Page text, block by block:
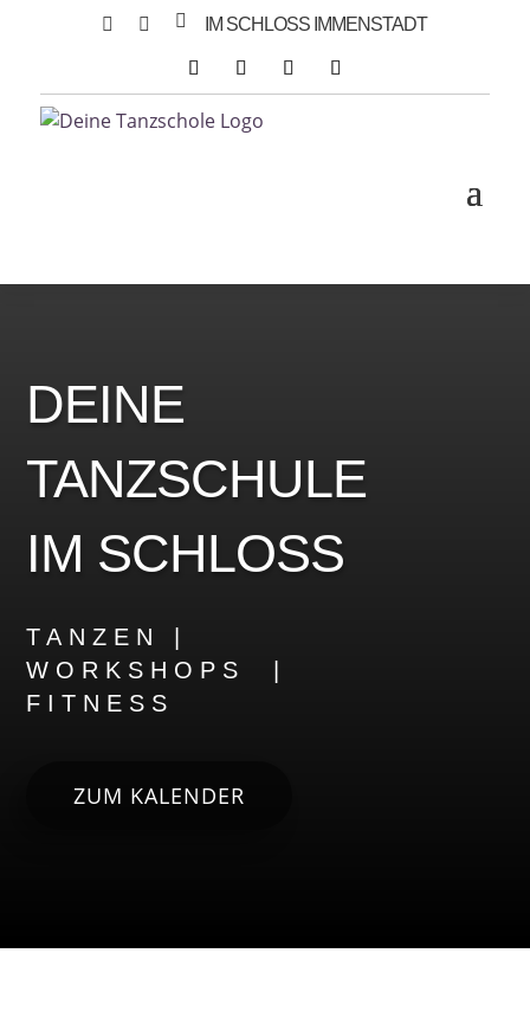
   IM SCHLOSS IMMENSTADT
DEINE
TANZSCHULE
IM SCHLOSS
TANZEN |
WORKSHOPS |
FITNESS
ZUM KALENDER